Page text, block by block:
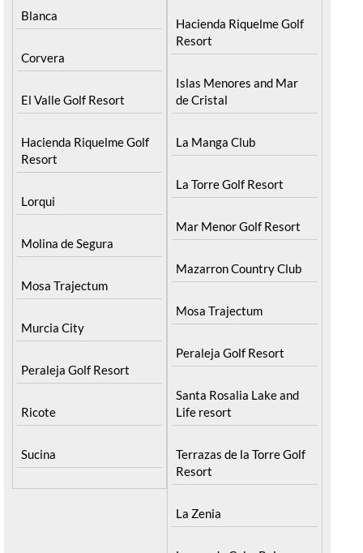
Blanca
Corvera
El Valle Golf Resort
Hacienda Riquelme Golf
Resort
Lorqui
Molina de Segura
Mosa Trajectum
Murcia City
Peraleja Golf Resort
Ricote
Sucina
Hacienda Riquelme Golf
Resort
Islas Menores and Mar
de Cristal
La Manga Club
La Torre Golf Resort
Mar Menor Golf Resort
Mazarron Country Club
Mosa Trajectum
Peraleja Golf Resort
Santa Rosalia Lake and
Life resort
Terrazas de la Torre Golf
Resort
La Zenia